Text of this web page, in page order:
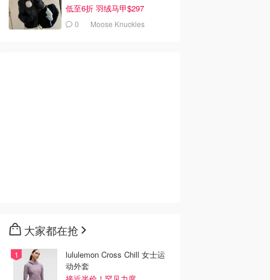
低至6折 羽绒马甲$297
0 Moose Knuckles
大家都在抢
lululemon Cross Chill 女士运
动外套